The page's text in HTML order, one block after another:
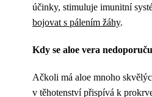
účinky, stimuluje imunitní
bojovat s pálením žáhy.
Kdy se aloe vera
Ačkoli má aloe mnoho
v těhotenství přispívá k